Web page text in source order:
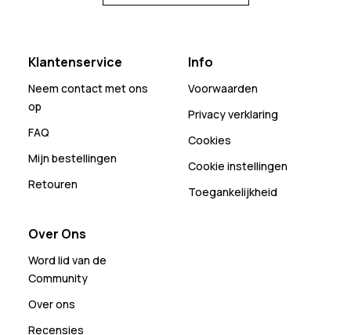
Klantenservice
Neem contact met ons
op
FAQ
Mijn bestellingen
Retouren
Info
Voorwaarden
Privacy verklaring
Cookies
Cookie instellingen
Toegankelijkheid
Over Ons
Word lid van de
Community
Over ons
Recensies